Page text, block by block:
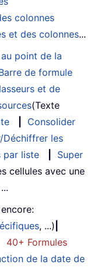
colonnes
et des colonnes...
point de la
de formule
et de
(Texte
Consolider
Déchiffrer les
par liste
Super
cellules avec une
, ...)
40+ Formules
de la date de